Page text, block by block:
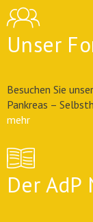
Unser
Besuchen Sie
Pankreas –
mehr
Der